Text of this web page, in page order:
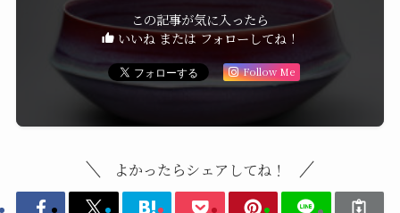
この記事が気に入ったら
いいね または フォローしてね！
Follow Me
よかったらシェアしてね！